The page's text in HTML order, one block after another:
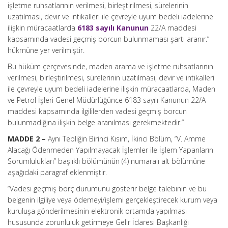
işletme ruhsatlarının verilmesi, birleştirilmesi, sürelerinin
uzatılması, devir ve intikalleri ile çevreyle uyum bedeli iadelerine
ilişkin müracaatlarda 6183 sayılı Kanunun 22/A maddesi
kapsamında vadesi geçmiş borcun bulunmaması şartı aranır.”
hükmüne yer verilmiştir.
Bu hüküm çerçevesinde, maden arama ve işletme ruhsatlarının
verilmesi, birleştirilmesi, sürelerinin uzatılması, devir ve intikalleri
ile çevreyle uyum bedeli iadelerine ilişkin müracaatlarda, Maden
ve Petrol İşleri Genel Müdürlüğünce 6183 sayılı Kanunun 22/A
maddesi kapsamında ilgililerden vadesi geçmiş borcun
bulunmadığına ilişkin belge aranılması gerekmektedir.”
MADDE 2 – Aynı Tebliğin Birinci Kısım, İkinci Bölüm, “V. Amme
Alacağı Ödenmeden Yapılmayacak İşlemler ile İşlem Yapanların
Sorumlulukları” başlıklı bölümünün (4) numaralı alt bölümüne
aşağıdaki paragraf eklenmiştir.
“Vadesi geçmiş borç durumunu gösterir belge talebinin ve bu
belgenin ilgiliye veya ödemeyi/işlemi gerçekleştirecek kurum veya
kuruluşa gönderilmesinin elektronik ortamda yapılması
hususunda zorunluluk getirmeye Gelir İdaresi Başkanlığı